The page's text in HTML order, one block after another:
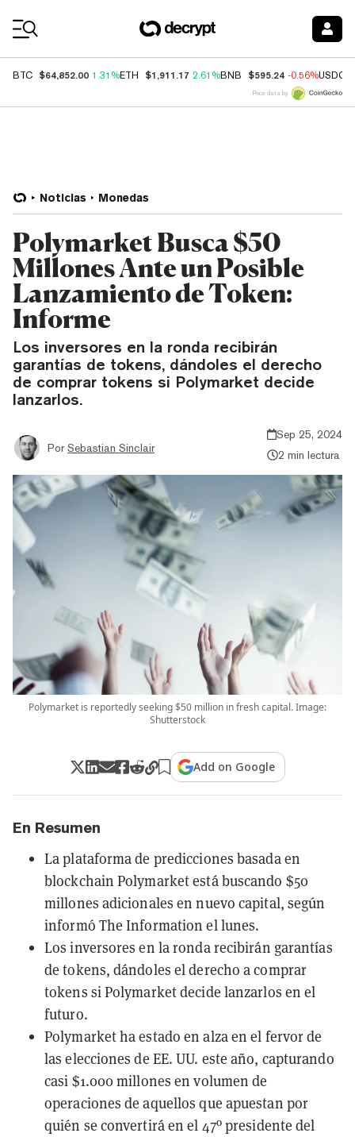
BTC $64,852.00 1.31%ETH $1,911.17 2.61%BNB $595.24 -0.56%USDC
Price data by
Noticias Monedas
Polymarket Busca $50
Millones Ante un Posible
Lanzamiento de Token:
Informe
Los inversores en la ronda recibirán
garantías de tokens, dándoles el derecho
de comprar tokens si Polymarket decide
lanzarlos.
Por Sebastian Sinclair
Sep 25, 2024
2 min lectura
Polymarket is reportedly seeking $50 million in fresh capital. Image:
Shutterstock
Add on Google
En Resumen
La plataforma de predicciones basada en
blockchain Polymarket está buscando $50
millones adicionales en nuevo capital, según
informó The Information el lunes.
Los inversores en la ronda recibirán garantías
de tokens, dándoles el derecho a comprar
tokens si Polymarket decide lanzarlos en el
futuro.
Polymarket ha estado en alza en el fervor de
las elecciones de EE. UU. este año, capturando
casi $1.000 millones en volumen de
operaciones de aquellos que apuestan por
quién se convertirá en el 47º presidente del